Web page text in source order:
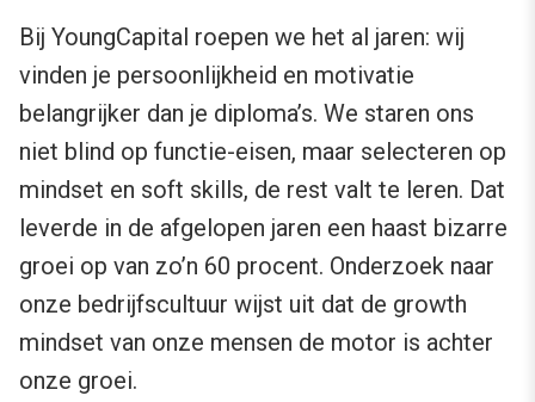
Bij YoungCapital roepen we het al jaren: wij
vinden je persoonlijkheid en motivatie
belangrijker dan je diploma’s. We staren ons
niet blind op functie-eisen, maar selecteren op
mindset en soft skills, de rest valt te leren. Dat
leverde in de afgelopen jaren een haast bizarre
groei op van zo’n 60 procent. Onderzoek naar
onze bedrijfscultuur wijst uit dat de growth
mindset van onze mensen de motor is achter
onze groei.